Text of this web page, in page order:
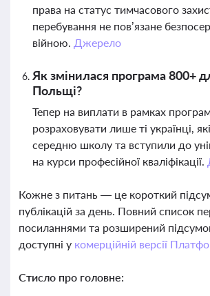
права на статус тимчасового
перебування не пов’язане
війною. Джерело
Як змінилася програма 800+
Польщі?
Тепер на виплати в рамках
розраховувати лише ті українці,
середню школу та вступили до
на курси професійної кваліфікації.
Кожне з питань — це короткий
публікацій за день. Повний список
посиланнями та розширений
доступні у комерційній версії
Стисло про головне: